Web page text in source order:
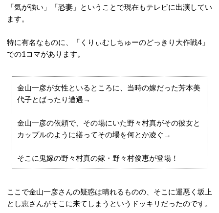
「気が強い」「恐妻」ということで現在もテレビに出演してい
ます。
特に有名なものに、「くりぃむしちゅーのどっきり大作戦4」
での1コマがあります。
金山一彦が女性といるところに、当時の嫁だった芳本美
代子とばったり遭遇→
金山一彦の依頼で、その場にいた野々村真がその彼女と
カップルのように繕ってその場を何とか凌ぐ→
そこに鬼嫁の野々村真の嫁・野々村俊恵が登場！
ここで金山一彦さんの疑惑は晴れるものの、そこに運悪く坂上
とし恵さんがそこに来てしまうというドッキリだったのです。